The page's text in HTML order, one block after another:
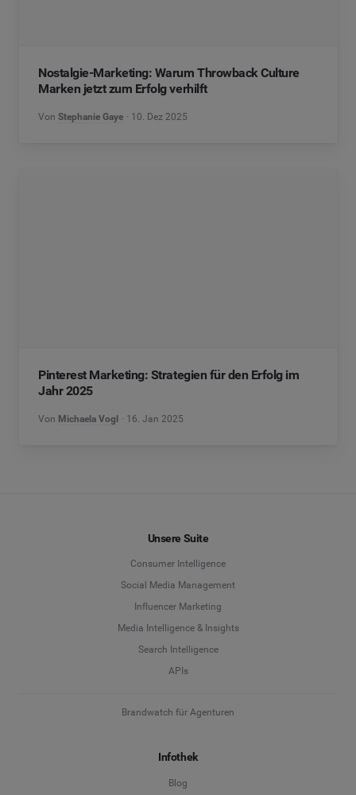
Nostalgie-Marketing: Warum Throwback Culture
Marken jetzt zum Erfolg verhilft
Von Stephanie Gaye 10. Dez 2025
Pinterest Marketing: Strategien für den Erfolg im
Jahr 2025
Von Michaela Vogl 16. Jan 2025
Unsere Suite
Consumer Intelligence
Social Media Management
Influencer Marketing
Media Intelligence & Insights
Search Intelligence
APIs
Brandwatch für Agenturen
Infothek
Blog